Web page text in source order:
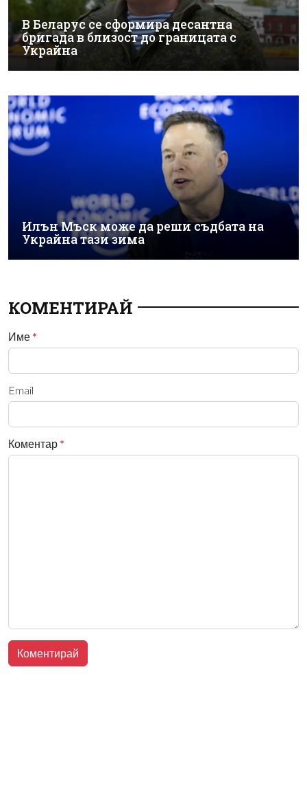
В Беларус се сформира десантна
бригада в близост до границата с
Украйна
Илън Мъск може да реши съдбата на
Украйна тази зима
КОМЕНТИРАЙ
Име *
Email
Коментар *